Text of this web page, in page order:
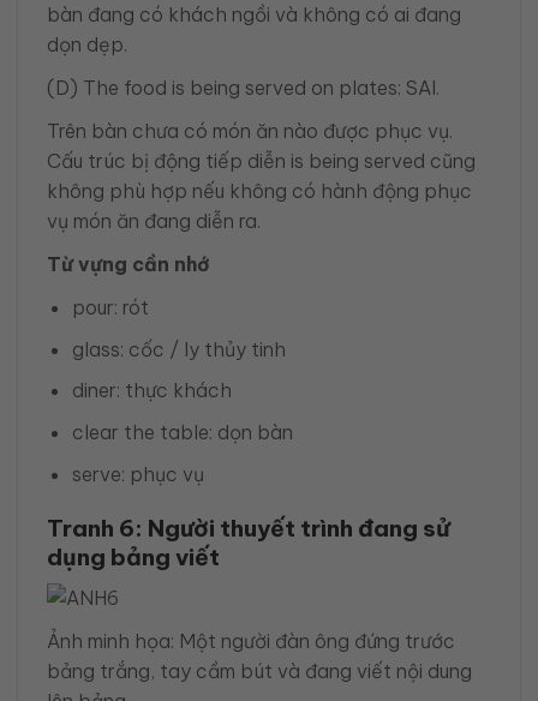
bàn đang có khách ngồi và không có ai đang
dọn dẹp.
(D) The food is being served on plates: SAI.
Trên bàn chưa có món ăn nào được phục vụ.
Cấu trúc bị động tiếp diễn is being served cũng
không phù hợp nếu không có hành động phục
vụ món ăn đang diễn ra.
Từ vựng cần nhớ
pour: rót
glass: cốc / ly thủy tinh
diner: thực khách
clear the table: dọn bàn
serve: phục vụ
Tranh 6: Người thuyết trình đang sử
dụng bảng viết
Ảnh minh họa: Một người đàn ông đứng trước
bảng trắng, tay cầm bút và đang viết nội dung